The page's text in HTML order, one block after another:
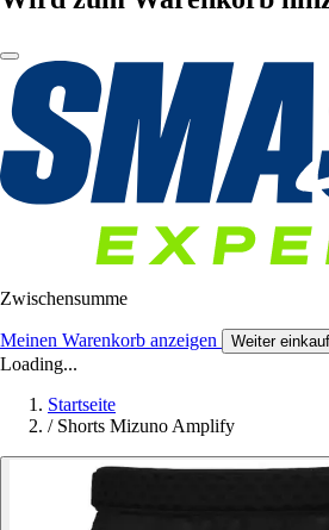
Zwischensumme
Meinen Warenkorb anzeigen Weiter
Loading...
Startseite
/ Shorts Mizuno Amplify